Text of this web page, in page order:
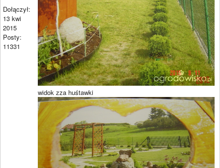
Dołączył:
13 kwi
2015
Posty:
11331
widok zza huśtawki